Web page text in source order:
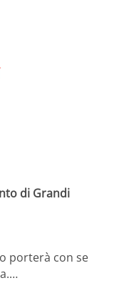
di Grandi
porterà con se